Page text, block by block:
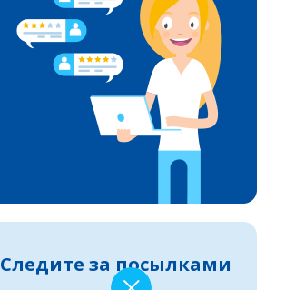
Следите за посылками